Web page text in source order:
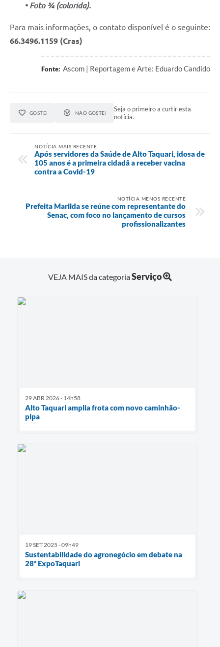
• Foto ¾ (colorida).
Para mais informações, o contato disponível é o seguinte:
66.3496.1159 (Cras)
Fonte: Ascom | Reportagem e Arte: Eduardo Candido
GOSTEI NÃO GOSTEI
Seja o primeiro a curtir esta
notícia.
NOTÍCIA MAIS RECENTE
Após servidores da Saúde de Alto Taquari, idosa de
105 anos é a primeira cidadã a receber vacina
contra a Covid-19
NOTÍCIA MENOS RECENTE
Prefeita Marilda se reúne com representante do
Senac, com foco no lançamento de cursos
profissionalizantes
VEJA MAIS da categoriaServiço
29 ABR 2026 - 14h58
Alto Taquari amplia frota com novo caminhão-
pipa
19 SET 2025 - 09h49
Sustentabilidade do agronegócio em debate na
28ª ExpoTaquari